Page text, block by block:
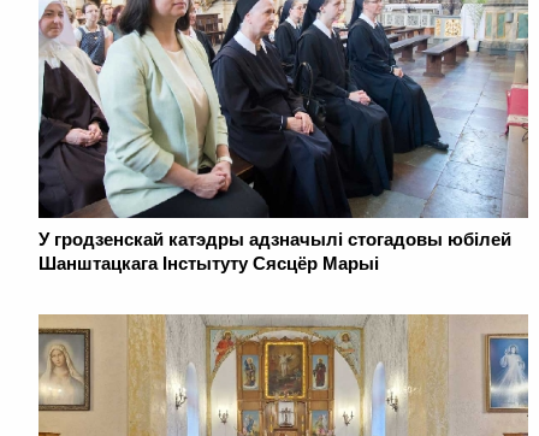
У гродзенскай катэдры адзначылі стогадовы юбілей
Шанштацкага Інстытуту Сясцёр Марыі